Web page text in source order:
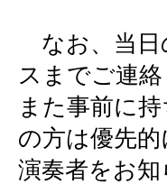
なお、当日
スまでご連
また事前に
の方は優先
演奏者をお